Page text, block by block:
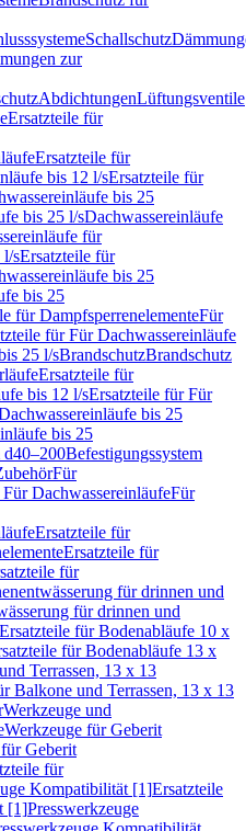
Schallschutz
zur
AbdichtungenLüftungsventile
Ersatzteile für
Ersatzteile für
bis 12 l/sErsatzteile für
bis 25
bis 25 l/sDachwassereinläufe
für
l/sErsatzteile für
bis 25
bis 25
für DampfsperrenelementeFür
für Für Dachwassereinläufe
25 l/sBrandschutzBrandschutz
Ersatzteile für
bis 12 l/sErsatzteile für Für
bis 25
bis 25
d40–200Befestigungssystem
Für
DachwassereinläufeFür
Ersatzteile für
Ersatzteile für
für
für drinnen und
für drinnen und
Ersatzteile für Bodenabläufe 10 x
für Bodenabläufe 13 x
Terrassen, 13 x 13
Balkone und Terrassen, 13 x 13
Werkzeuge und
Werkzeuge für Geberit
Geberit
für
Kompatibilität [1]Ersatzteile
[1]Presswerkzeuge